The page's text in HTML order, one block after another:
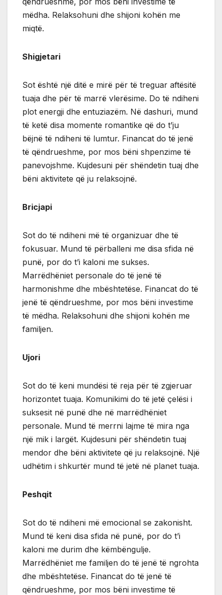
mëdha. Relaksohuni dhe shijoni kohën me
miqtë.
Shigjetari
Sot është një ditë e mirë për të treguar aftësitë
tuaja dhe për të marrë vlerësime. Do të ndiheni
plot energji dhe entuziazëm. Në dashuri, mund
të ketë disa momente romantike që do t’ju
bëjnë të ndiheni të lumtur. Financat do të jenë
të qëndrueshme, por mos bëni shpenzime të
panevojshme. Kujdesuni për shëndetin tuaj dhe
bëni aktivitete që ju relaksojnë.
Bricjapi
Sot do të ndiheni më të organizuar dhe të
fokusuar. Mund të përballeni me disa sfida në
punë, por do t’i kaloni me sukses.
Marrëdhëniet personale do të jenë të
harmonishme dhe mbështetëse. Financat do të
jenë të qëndrueshme, por mos bëni investime
të mëdha. Relaksohuni dhe shijoni kohën me
familjen.
Ujori
Sot do të keni mundësi të reja për të zgjeruar
horizontet tuaja. Komunikimi do të jetë çelësi i
suksesit në punë dhe në marrëdhëniet
personale. Mund të merrni lajme të mira nga
një mik i largët. Kujdesuni për shëndetin tuaj
mendor dhe bëni aktivitete që ju relaksojnë. Një
udhëtim i shkurtër mund të jetë në planet tuaja.
Peshqit
Sot do të ndiheni më emocional se zakonisht.
Mund të keni disa sfida në punë, por do t’i
kaloni me durim dhe këmbëngulje.
Marrëdhëniet me familjen do të jenë të ngrohta
dhe mbështetëse. Financat do të jenë të
qëndrueshme, por mos bëni investime të